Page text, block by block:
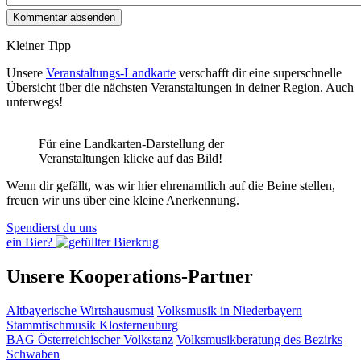
Kleiner Tipp
Unsere Veranstaltungs-Landkarte verschafft dir eine superschnelle
Übersicht über die nächsten Veranstaltungen in deiner Region. Auch
unterwegs!
Für eine Landkarten-Darstellung der
Veranstaltungen klicke auf das Bild!
Wenn dir gefällt, was wir hier ehrenamtlich auf die Beine stellen,
freuen wir uns über eine kleine Anerkennung.
Spendierst du uns
ein Bier?
Unsere Kooperations-Partner
Altbayerische Wirtshausmusi Volksmusik in Niederbayern
Stammtischmusik Klosterneuburg
BAG Österreichischer Volkstanz Volksmusikberatung des Bezirks
Schwaben